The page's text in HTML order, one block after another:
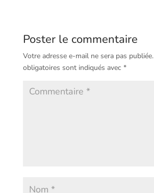
Poster le commentaire
Votre adresse e-mail ne sera pas publiée.
obligatoires sont indiqués avec *